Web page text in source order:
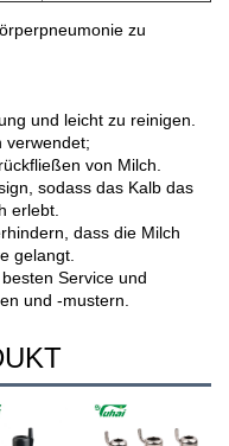
zu
und leicht zu reinigen.
verwendet;
von Milch.
sodass das Kalb das
erlebt.
dass die Milch
gelangt.
Service und
und -mustern.